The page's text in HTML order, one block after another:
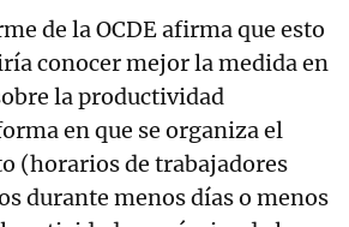
de la OCDE afirma que esto
conocer mejor la medida en
la productividad
en que se organiza el
(horarios de trabajadores
durante menos días o menos